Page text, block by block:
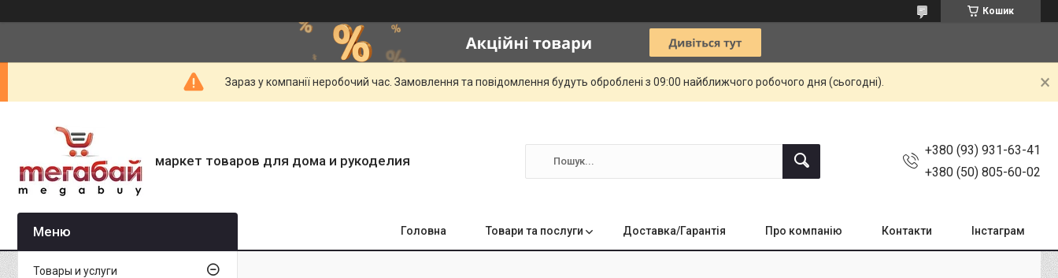
Кошик
Зараз у компанії неробочий час. Замовлення та повідомлення будуть оброблені з 09:00 найближчого робочого дня (сьогодні).
маркет товаров для дома и рукоделия
+380 (93) 931-63-41
+380 (50) 805-60-02
Головна Товари та послуги Доставка/Гарантія Про компанію Контакти Інстаграм
Товары и услуги